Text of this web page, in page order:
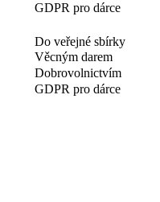
GDPR pro dárce
Do veřejné sbírky
Věcným darem
Dobrovolnictvím
GDPR pro dárce